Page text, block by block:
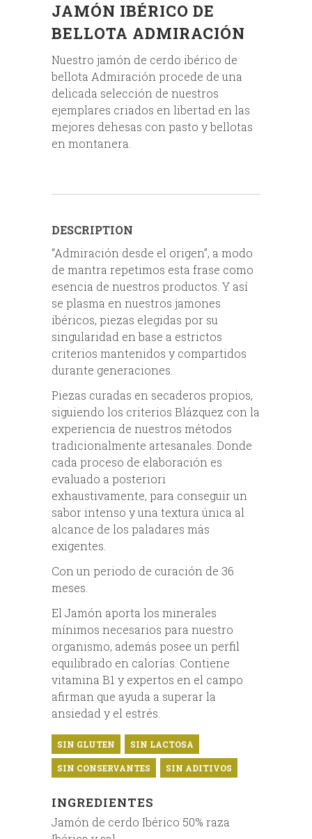
JAMÓN IBÉRICO DE
BELLOTA ADMIRACIÓN
Nuestro jamón de cerdo ibérico de
bellota Admiración procede de una
delicada selección de nuestros
ejemplares criados en libertad en las
mejores dehesas con pasto y bellotas
en montanera.
DESCRIPTION
“Admiración desde el origen”, a modo
de mantra repetimos esta frase como
esencia de nuestros productos. Y así
se plasma en nuestros jamones
ibéricos, piezas elegidas por su
singularidad en base a estrictos
criterios mantenidos y compartidos
durante generaciones.
Piezas curadas en secaderos propios,
siguiendo los criterios Blázquez con la
experiencia de nuestros métodos
tradicionalmente artesanales. Donde
cada proceso de elaboración es
evaluado a posteriori
exhaustivamente, para conseguir un
sabor intenso y una textura única al
alcance de los paladares más
exigentes.
Con un periodo de curación de 36
meses.
El Jamón aporta los minerales
mínimos necesarios para nuestro
organismo, además posee un perfil
equilibrado en calorías. Contiene
vitamina B1 y expertos en el campo
afirman que ayuda a superar la
ansiedad y el estrés.
SIN GLUTEN SIN LACTOSA
SIN CONSERVANTES SIN ADITIVOS
INGREDIENTES
Jamón de cerdo Ibérico 50% raza